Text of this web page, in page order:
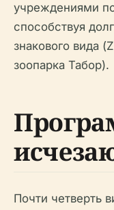
учреждениями
способствуя
знакового вида
зоопарка Табор).
Почти четверть